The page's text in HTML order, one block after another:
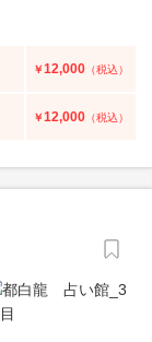
￥12,000 （税込）
￥12,000 （税込）